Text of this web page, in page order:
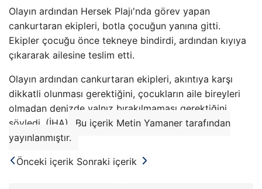
Olayın ardından Hersek Plajı'nda görev yapan
cankurtaran ekipleri, botla çocuğun yanına gitti.
Ekipler çocuğu önce tekneye bindirdi, ardından kıyıya
çıkararak ailesine teslim etti.
Olayın ardından cankurtaran ekipleri, akıntıya karşı
dikkatli olunması gerektiğini, çocukların aile bireyleri
olmadan denizde yalnız bırakılmaması gerektiğini
söyledi. (İHA)
Bu içerik Metin Yamaner tarafından
yayınlanmıştır.
Önceki içerik Sonraki içerik